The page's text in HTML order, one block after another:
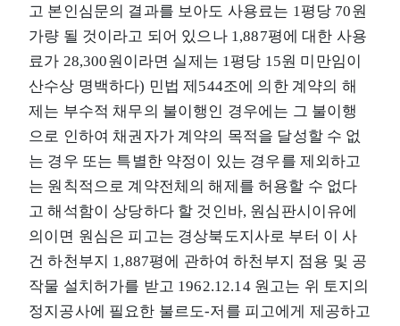
고 본인심문의 결과를 보아도 사용료는 1평당 70원
가량 될 것이라고 되어 있으나 1,887평에 대한 사용
료가 28,300원이라면 실제는 1평당 15원 미만임이
산수상 명백하다) 민법 제544조에 의한 계약의 해
제는 부수적 채무의 불이행인 경우에는 그 불이행
으로 인하여 채권자가 계약의 목적을 달성할 수 없
는 경우 또는 특별한 약정이 있는 경우를 제외하고
는 원칙적으로 계약전체의 해제를 허용할 수 없다
고 해석함이 상당하다 할 것인바, 원심판시이유에
의이면 원심은 피고는 경상북도지사로 부터 이 사
건 하천부지 1,887평에 관하여 하천부지 점용 및 공
작물 설치허가를 받고 1962.12.14 원고는 위 토지의
정지공사에 필요한 불르도-저를 피고에게 제공하고